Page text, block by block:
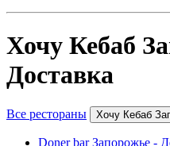
Хочу Кебаб
Доставка
Все рестораны Хочу Кебаб
Doner bar Запорожье -